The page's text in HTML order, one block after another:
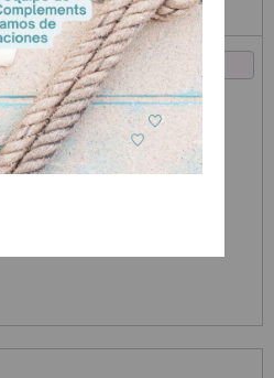
de datosy laPolítica de